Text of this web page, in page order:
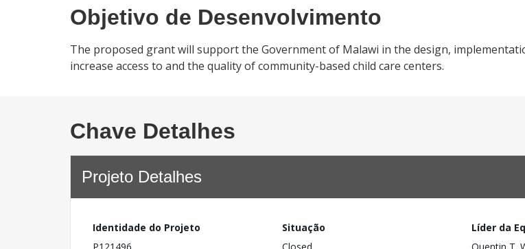
Objetivo de Desenvolvimento
The proposed grant will support the Government of Malawi in the design,
increase access to and the quality of community-based child care centers.
Chave Detalhes
Projeto Detalhes
Identidade do Projeto
Situação
Líder da